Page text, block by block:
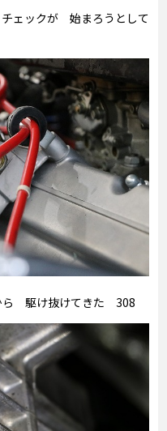
ェックが 始まろうとして
ら 駆け抜けてきた 308